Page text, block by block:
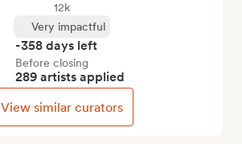
12k
Very impactful
-358 days left
Before closing
289 artists applied
View similar curators